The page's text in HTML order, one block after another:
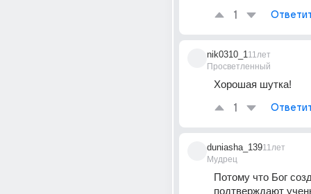
1
nik0310_1
Просветленный
11лет
Хорошая шутка!
1
duniasha_139
Мудрец
11лет
Потому что Бог
подтверждают